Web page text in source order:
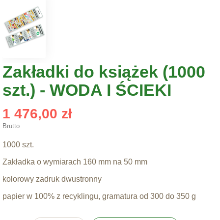
Zakładki do książek (1000
szt.) - WODA I ŚCIEKI
1 476,00 zł
Brutto
1000 szt.
Zakładka o wymiarach 160 mm na 50 mm
kolorowy zadruk dwustronny
papier w 100% z recyklingu, gramatura od 300 do 350 g